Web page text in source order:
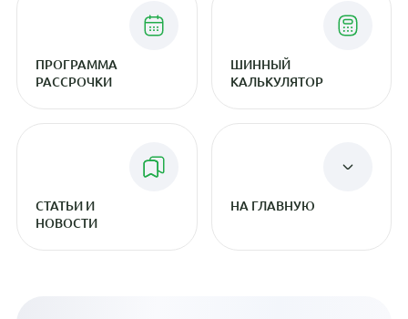
ПРОГРАММА
РАССРОЧКИ
ШИННЫЙ
КАЛЬКУЛЯТОР
СТАТЬИ И
НОВОСТИ
НА ГЛАВНУЮ